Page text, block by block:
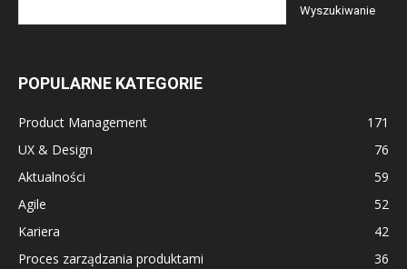
POPULARNE KATEGORIE
Product Management
171
UX & Design
76
Aktualności
59
Agile
52
Kariera
42
Proces zarządzania produktami
36